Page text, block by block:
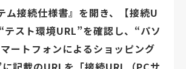
ム接続仕様書』を開き、【接続U
テスト環境URL”を確認し、“パソ
ートフォンによるショッピング